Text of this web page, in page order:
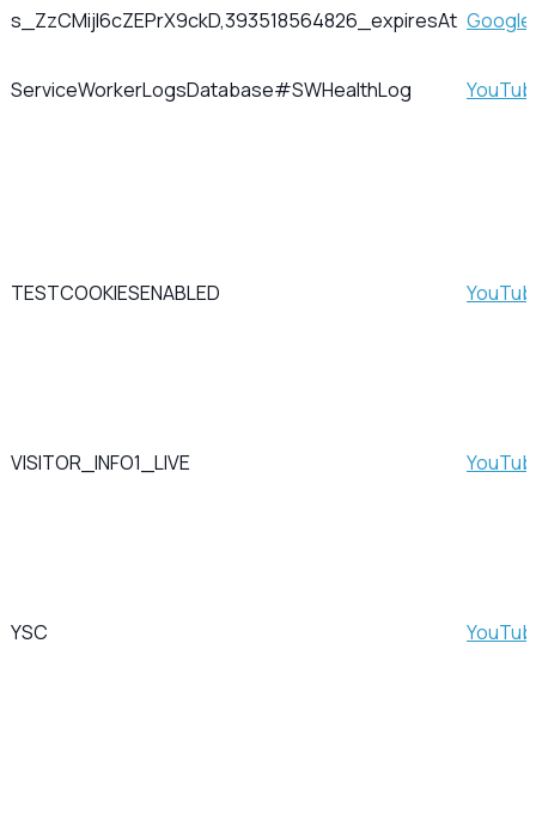
s_ZzCMijl6cZEPrX9ckD,393518564826_expiresAt Google
ServiceWorkerLogsDatabase#SWHealthLog
TESTCOOKIESENABLED
VISITOR_INFO1_LIVE
YSC